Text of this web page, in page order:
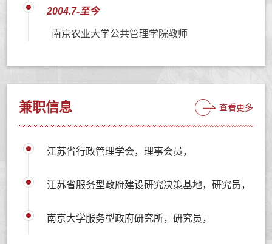
2004.7-至今
南京农业大学公共管理学院教师
兼职信息 查看更多
江苏省行政管理学会，理事会员，
江苏省服务型政府建设研究决策基地，研究员，
南京大学服务型政府研究所，研究员，